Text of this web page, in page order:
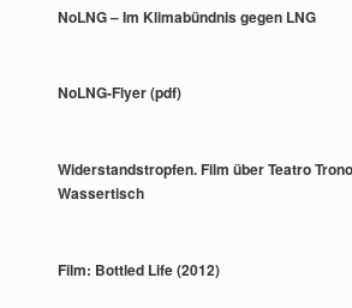
NoLNG – Im Klimabündnis gegen LNG
NoLNG-Flyer (pdf)
Widerstandstropfen. Film über Teatro
Wassertisch
Film: Bottled Life (2012)